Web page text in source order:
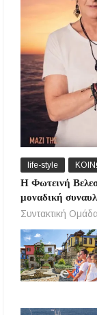
life-style
Η Φωτεινή
μοναδική
Συντακτική